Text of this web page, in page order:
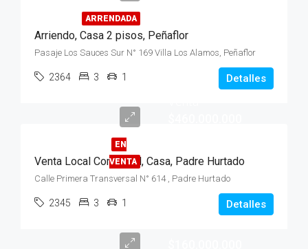
ARRENDADA
Arriendo, Casa 2 pisos, Peñaflor
Pasaje Los Sauces Sur N° 169 Villa Los Alamos, Peñaflor
2364 3 1 Detalles
EN
VENTA
Venta Local Comercial, Casa, Padre Hurtado
Calle Primera Transversal N° 614 , Padre Hurtado
2345 3 1 Detalles